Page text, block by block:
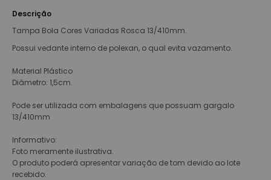
Descrição
Tampa Bola Cores Variadas Rosca 13/410mm.
Possui vedante interno de polexan, o qual evita vazamento.
Material Plástico
Diâmetro: 1,5cm.
Pode ser utilizada com embalagens que possuam gargalo
13/410mm
Informativo:
Foto meramente ilustrativa.
O produto poderá apresentar variação de tom devido ao lote
recebido.